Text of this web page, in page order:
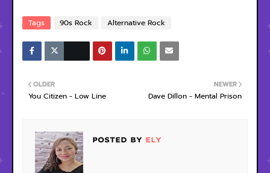
Tags 90s Rock Alternative Rock
NEWER
Dave Dillon - Mental Prison
OLDER
You Citizen - Low Line
POSTED BY ELY